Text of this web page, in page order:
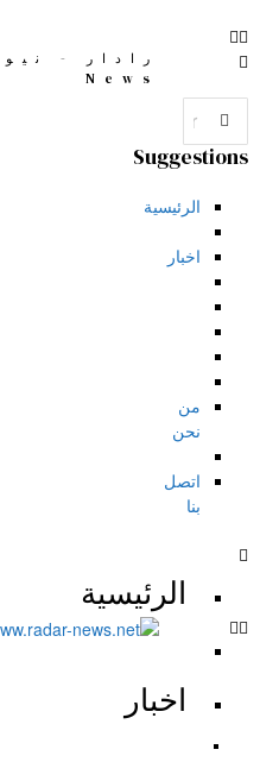
Suggestions
الرئيسية
اخبار
من
نحن
اتصل
بنا
News
الرئيسية
اخبار